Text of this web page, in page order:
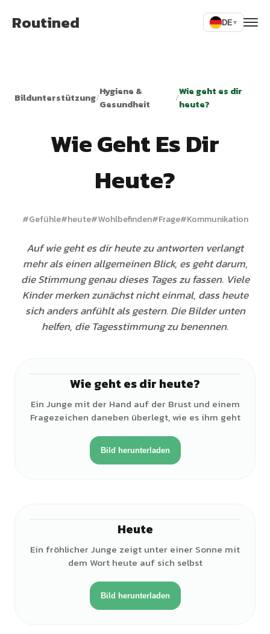
Routined DE▾
Bildunterstützung/Hygiene &
Gesundheit
/Wie geht es dir
heute?
Wie Geht Es Dir
Heute?
#Gefühle#heute#Wohlbefinden#Frage#Kommunikation
Auf wie geht es dir heute zu antworten verlangt
mehr als einen allgemeinen Blick, es geht darum,
die Stimmung genau dieses Tages zu fassen. Viele
Kinder merken zunächst nicht einmal, dass heute
sich anders anfühlt als gestern. Die Bilder unten
helfen, die Tagesstimmung zu benennen.
Wie geht es dir heute?
Ein Junge mit der Hand auf der Brust und einem
Fragezeichen daneben überlegt, wie es ihm geht
Bild herunterladen
Heute
Ein fröhlicher Junge zeigt unter einer Sonne mit
dem Wort heute auf sich selbst
Bild herunterladen